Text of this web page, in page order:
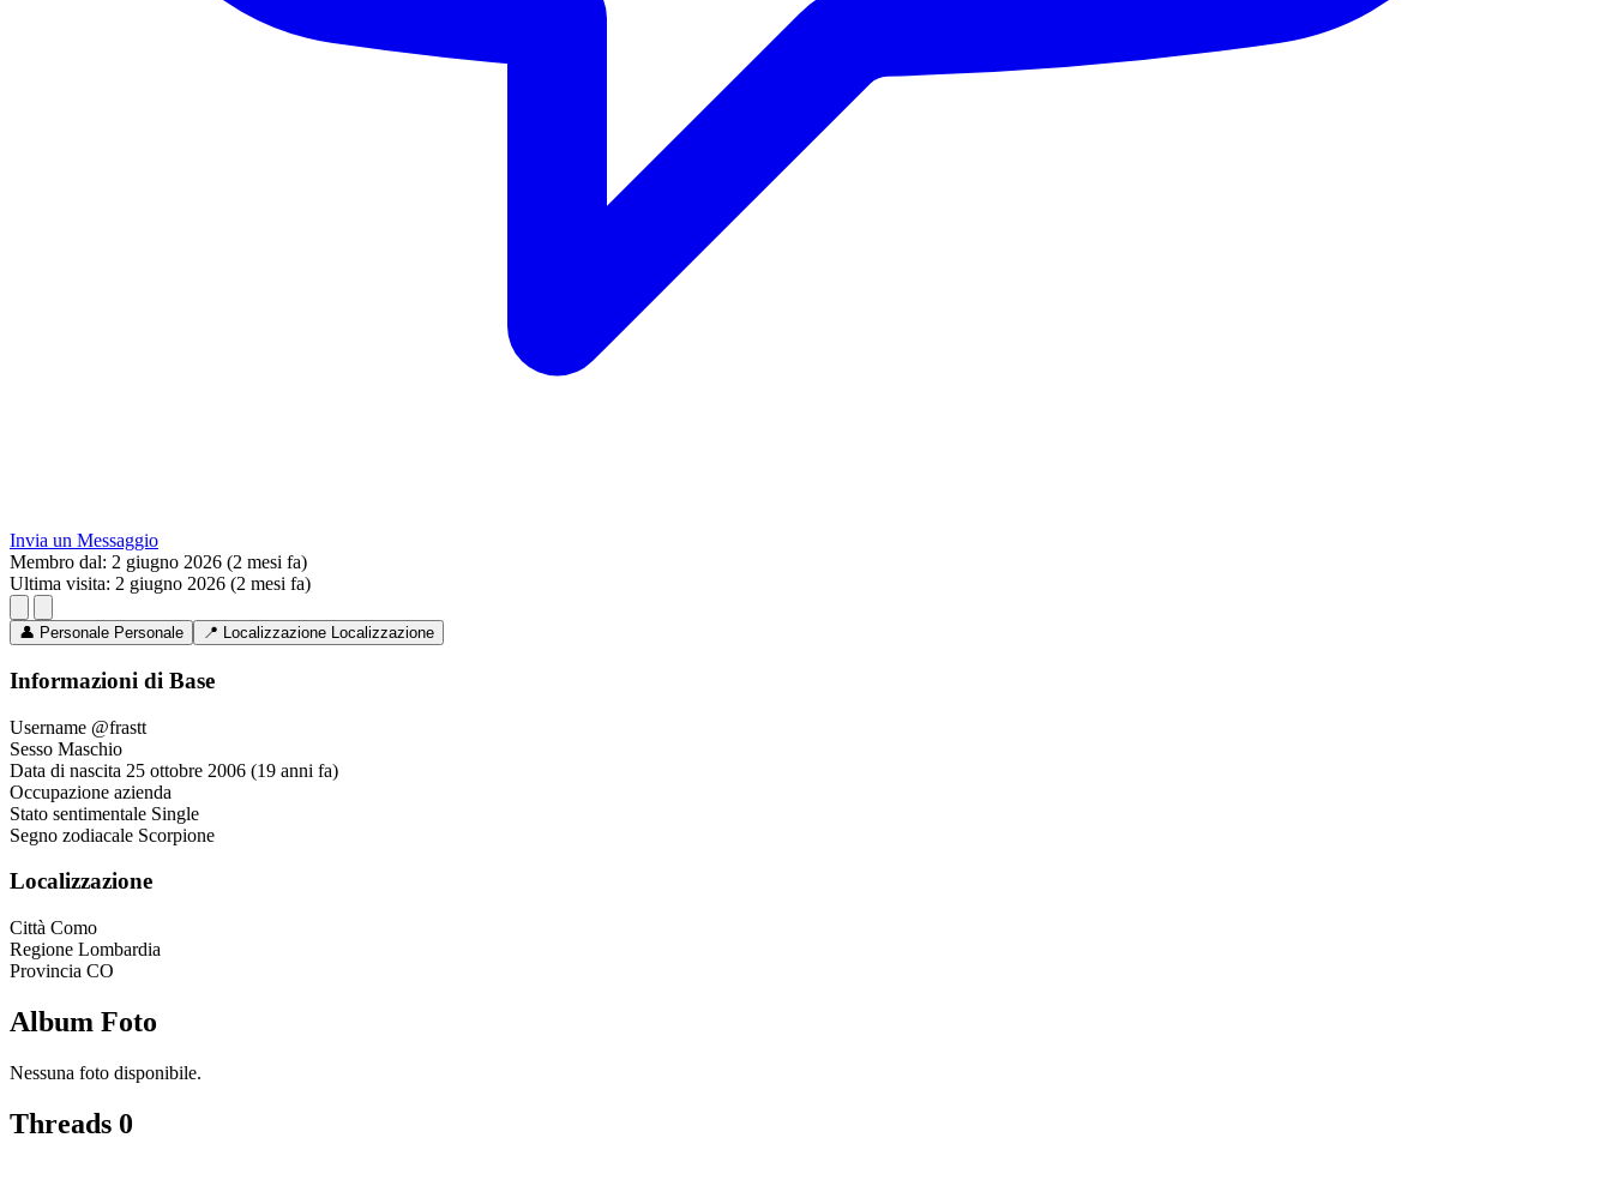
Invia un Messaggio
Membro dal: 2 giugno 2026 (2 mesi fa)
Ultima visita: 2 giugno 2026 (2 mesi fa)
👤 Personale Personale 📍 Localizzazione Localizzazione
Informazioni di Base
Username @frastt
Sesso Maschio
Data di nascita 25 ottobre 2006 (19 anni fa)
Occupazione azienda
Stato sentimentale Single
Segno zodiacale Scorpione
Localizzazione
Città Como
Regione Lombardia
Provincia CO
Album Foto
Nessuna foto disponibile.
Threads 0